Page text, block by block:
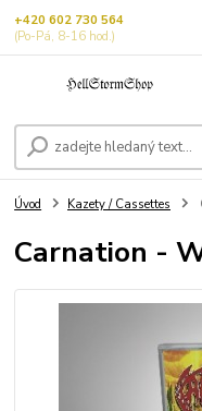
+420 602 730 564
(Po-Pá, 8-16 hod.)
Úvod Kazety / Cassettes
Carnation -